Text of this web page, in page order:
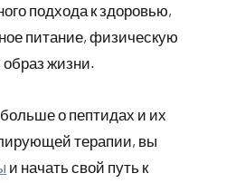
подхода к здоровью,
питание, физическую
образ жизни.
о пептидах и их
терапии, вы
и начать свой путь к